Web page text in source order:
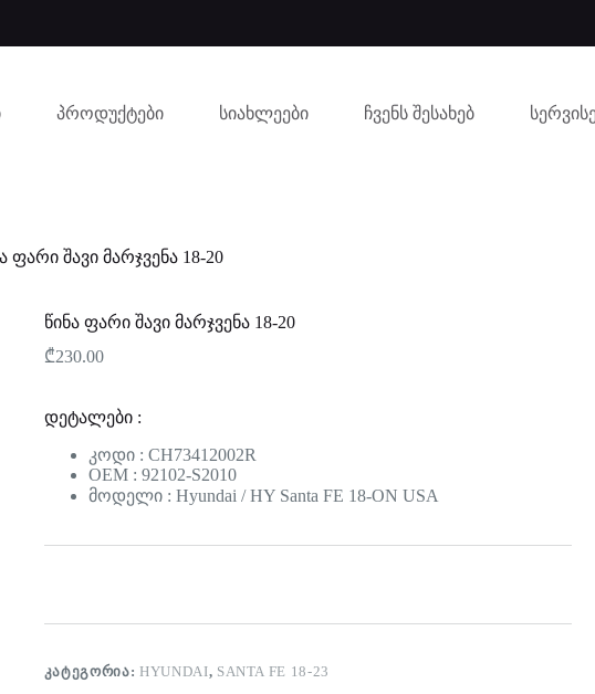
პროდუქტები სიახლეები ჩვენს შესახებ
ფარი შავი მარჯვენა 18-20
წინა ფარი შავი მარჯვენა 18-20
₾230.00
დეტალები :
კოდი : CH73412002R
OEM : 92102-S2010
მოდელი : Hyundai / HY Santa FE 18-ON USA
ᲙᲐᲢᲔᲒᲝᲠᲘᲐ: HYUNDAI, SANTA FE 18-23